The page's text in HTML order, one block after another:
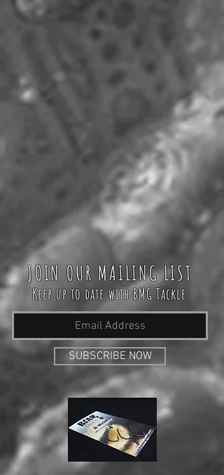
JOIN OUR MAILING LIST
Keep up to date with BMG Tackle
SUBSCRIBE NOW